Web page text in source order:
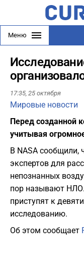
Меню
17:35, 25 октября
Мировые новости
Перед созданной
учитывая
В NASA сообщили,
экспертов для
непознанных
пор называют
приступят к
исследованию.
Об этом сообщает